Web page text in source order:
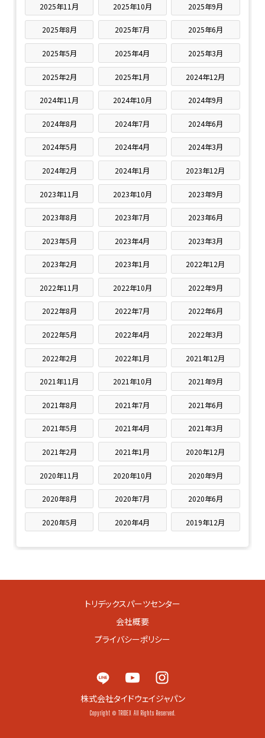
2025年11月 2025年10月 2025年9月
2025年8月 2025年7月 2025年6月
2025年5月 2025年4月 2025年3月
2025年2月 2025年1月 2024年12月
2024年11月 2024年10月 2024年9月
2024年8月 2024年7月 2024年6月
2024年5月 2024年4月 2024年3月
2024年2月 2024年1月 2023年12月
2023年11月 2023年10月 2023年9月
2023年8月 2023年7月 2023年6月
2023年5月 2023年4月 2023年3月
2023年2月 2023年1月 2022年12月
2022年11月 2022年10月 2022年9月
2022年8月 2022年7月 2022年6月
2022年5月 2022年4月 2022年3月
2022年2月 2022年1月 2021年12月
2021年11月 2021年10月 2021年9月
2021年8月 2021年7月 2021年6月
2021年5月 2021年4月 2021年3月
2021年2月 2021年1月 2020年12月
2020年11月 2020年10月 2020年9月
2020年8月 2020年7月 2020年6月
2020年5月 2020年4月 2019年12月
トリデックスパーツセンター
会社概要
プライバシーポリシー
株式会社タイドウェイジャパン
Copyright © TRIDEX All Rights Reserved.